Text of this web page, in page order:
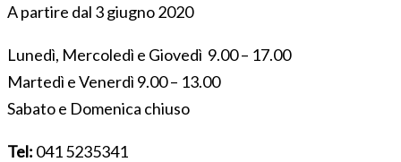
A partire dal 3 giugno 2020
Lunedì, Mercoledì e Giovedì 9.00 – 17.00
Martedì e Venerdì 9.00 – 13.00
Sabato e Domenica chiuso
Tel: 041 5235341